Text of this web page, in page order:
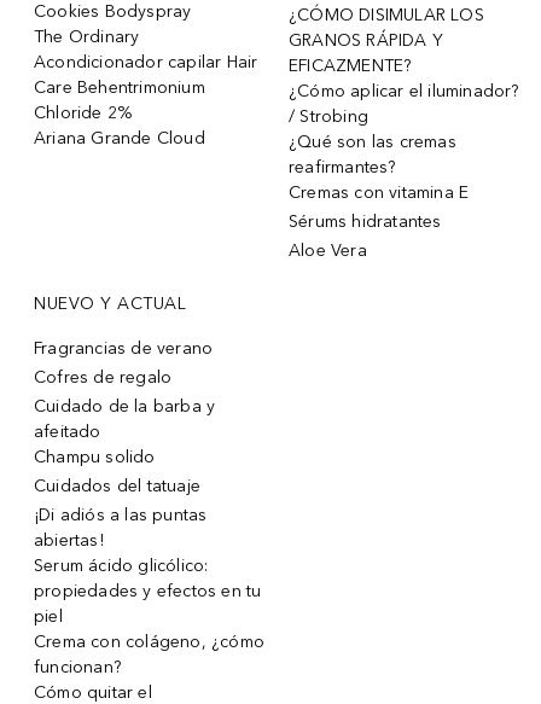
Cookies Bodyspray
The Ordinary
Acondicionador capilar Hair
Care Behentrimonium
Chloride 2%
Ariana Grande Cloud
¿CÓMO DISIMULAR LOS
GRANOS RÁPIDA Y
EFICAZMENTE?
¿Cómo aplicar el iluminador?
/ Strobing
¿Qué son las cremas
reafirmantes?
Cremas con vitamina E
Sérums hidratantes
Aloe Vera
NUEVO Y ACTUAL
Fragrancias de verano
Cofres de regalo
Cuidado de la barba y
afeitado
Champu solido
Cuidados del tatuaje
¡Di adiós a las puntas
abiertas!
Serum ácido glicólico:
propiedades y efectos en tu
piel
Crema con colágeno, ¿cómo
funcionan?
Cómo quitar el